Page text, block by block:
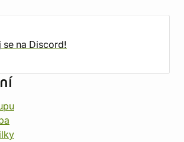
se na Discord!